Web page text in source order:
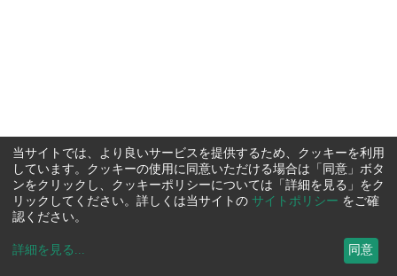
当サイトでは、より良いサービスを提供するため、クッキーを利用
しています。クッキーの使用に同意いただける場合は「同意」ボタ
ンをクリックし、クッキーポリシーについては「詳細を見る」をク
リックしてください。詳しくは当サイトの サイトポリシー をご確
認ください。
詳細を見る ... 同意